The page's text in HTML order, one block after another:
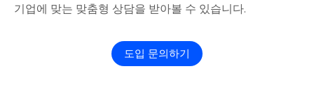
기업에 맞는 맞춤형 상담을 받아볼 수 있습니다.
도입 문의하기